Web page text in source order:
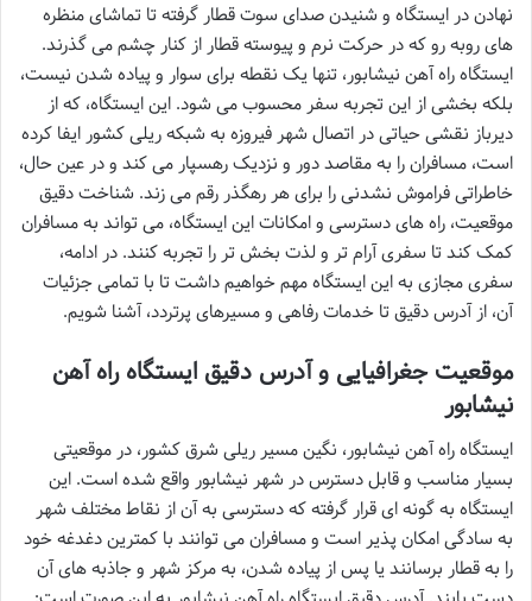
نهادن در ایستگاه و شنیدن صدای سوت قطار گرفته تا تماشای منظره
های روبه رو که در حرکت نرم و پیوسته قطار از کنار چشم می گذرند.
ایستگاه راه آهن نیشابور، تنها یک نقطه برای سوار و پیاده شدن نیست،
بلکه بخشی از این تجربه سفر محسوب می شود. این ایستگاه، که از
دیرباز نقشی حیاتی در اتصال شهر فیروزه به شبکه ریلی کشور ایفا کرده
است، مسافران را به مقاصد دور و نزدیک رهسپار می کند و در عین حال،
خاطراتی فراموش نشدنی را برای هر رهگذر رقم می زند. شناخت دقیق
موقعیت، راه های دسترسی و امکانات این ایستگاه، می تواند به مسافران
کمک کند تا سفری آرام تر و لذت بخش تر را تجربه کنند. در ادامه،
سفری مجازی به این ایستگاه مهم خواهیم داشت تا با تمامی جزئیات
آن، از آدرس دقیق تا خدمات رفاهی و مسیرهای پرتردد، آشنا شویم.
موقعیت جغرافیایی و آدرس دقیق ایستگاه راه آهن
نیشابور
ایستگاه راه آهن نیشابور، نگین مسیر ریلی شرق کشور، در موقعیتی
بسیار مناسب و قابل دسترس در شهر نیشابور واقع شده است. این
ایستگاه به گونه ای قرار گرفته که دسترسی به آن از نقاط مختلف شهر
به سادگی امکان پذیر است و مسافران می توانند با کمترین دغدغه خود
را به قطار برسانند یا پس از پیاده شدن، به مرکز شهر و جاذبه های آن